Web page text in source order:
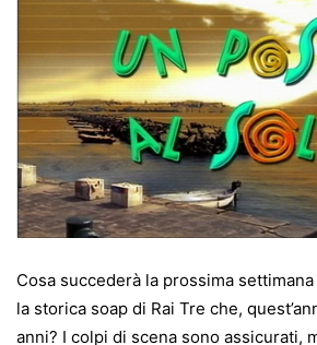
Cosa succederà la prossima settimana
la storica soap di Rai Tre che,
anni? I colpi di scena sono assicurati,